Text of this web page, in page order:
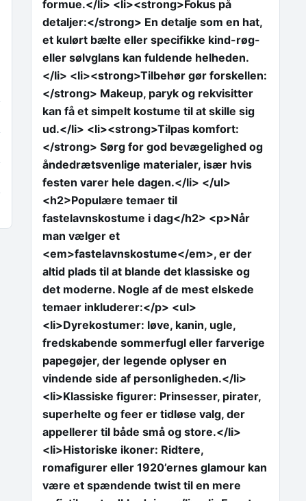
formue.</li> <li><strong>Fokus på
detaljer:</strong> En detalje som en hat,
et kulørt bælte eller specifikke kind-røg-
eller sølvglans kan fuldende helheden.
</li> <li><strong>Tilbehør gør forskellen:
</strong> Makeup, paryk og rekvisitter
kan få et simpelt kostume til at skille sig
ud.</li> <li><strong>Tilpas komfort:
</strong> Sørg for god bevægelighed og
åndedrætsvenlige materialer, især hvis
festen varer hele dagen.</li> </ul>
<h2>Populære temaer til
fastelavnskostume i dag</h2> <p>Når
man vælger et
<em>fastelavnskostume</em>, er der
altid plads til at blande det klassiske og
det moderne. Nogle af de mest elskede
temaer inkluderer:</p> <ul>
<li>Dyrekostumer: løve, kanin, ugle,
fredskabende sommerfugl eller farverige
papegøjer, der legende oplyser en
vindende side af personligheden.</li>
<li>Klassiske figurer: Prinsesser, pirater,
superhelte og feer er tidløse valg, der
appellerer til både små og store.</li>
<li>Historiske ikoner: Ridtere,
romafigurer eller 1920’ernes glamour kan
være et spændende twist til en mere